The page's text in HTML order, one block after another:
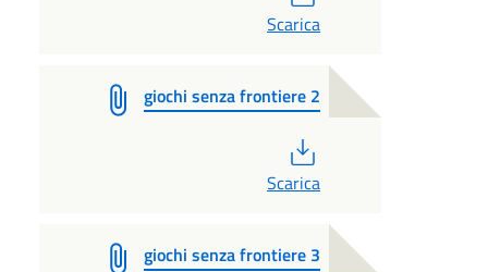
Scarica
giochi senza frontiere 2
Scarica
giochi senza frontiere 3